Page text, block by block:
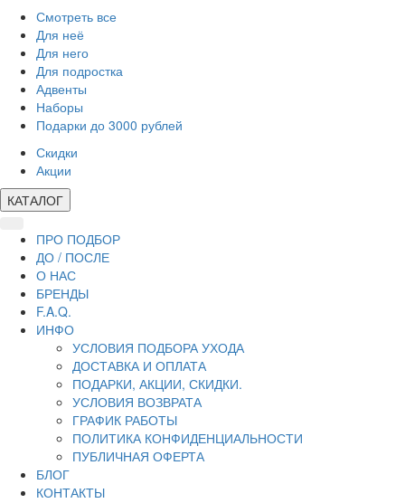
Смотреть все
Для неё
Для него
Для подростка
Адвенты
Наборы
Подарки до 3000 рублей
Скидки
Акции
КАТАЛОГ
ПРО ПОДБОР
ДО / ПОСЛЕ
О НАС
БРЕНДЫ
F.A.Q.
ИНФО
УСЛОВИЯ ПОДБОРА УХОДА
ДОСТАВКА И ОПЛАТА
ПОДАРКИ, АКЦИИ, СКИДКИ.
УСЛОВИЯ ВОЗВРАТА
ГРАФИК РАБОТЫ
ПОЛИТИКА КОНФИДЕНЦИАЛЬНОСТИ
ПУБЛИЧНАЯ ОФЕРТА
БЛОГ
КОНТАКТЫ